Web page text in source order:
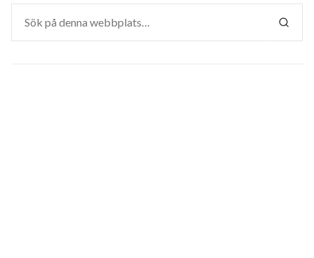
efter:
SÖK